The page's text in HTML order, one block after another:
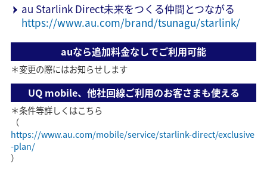
au Starlink Direct未来をつくる仲間とつながる
https://www.au.com/brand/tsunagu/starlink/
auなら追加料金なしでご利用可能
＊変更の際にはお知らせします
UQ mobile、他社回線ご利用のお客さまも使える
＊条件等詳しくはこちら
（
https://www.au.com/mobile/service/starlink-direct/exclusive
-plan/
）